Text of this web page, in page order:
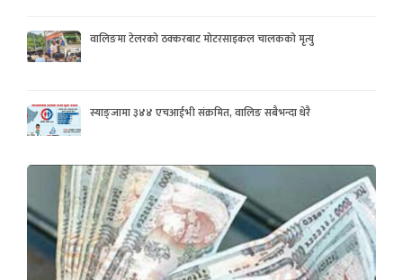
वालिङमा टेलरको ठक्करबाट मोटरसाइकल चालकको मृत्यु
स्याङ्जामा ३४४ एचआईभी संक्रमित, वालिङ सबैभन्दा धेरै